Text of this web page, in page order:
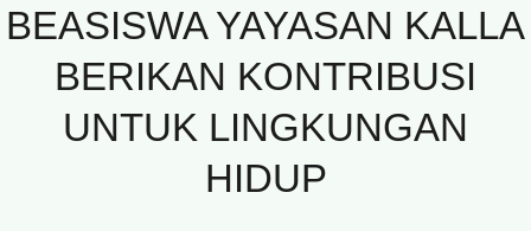
BEASISWA YAYASAN KALLA
BERIKAN KONTRIBUSI
UNTUK LINGKUNGAN
HIDUP